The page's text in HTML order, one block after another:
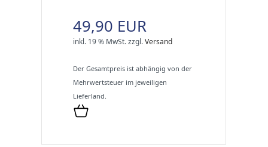
49,90 EUR
inkl. 19 % MwSt.zzgl.Versand
Der Gesamtpreis ist abhängig von der
Mehrwertsteuer im jeweiligen
Lieferland.